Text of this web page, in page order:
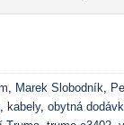
Marek Slobodník
kabely, obytná